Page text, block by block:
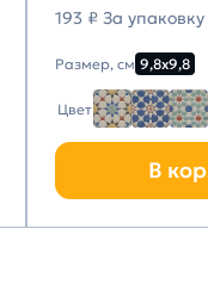
193 ₽ За упаковку
Размер, см 9,8х9,8
Цвет
В